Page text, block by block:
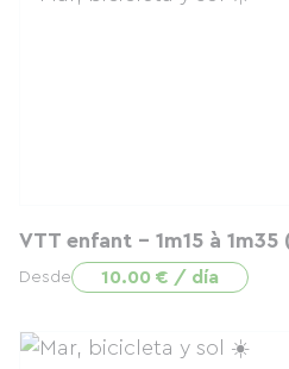
VTT enfant - 1m15 à 1m35
Desde 10.00 € / día